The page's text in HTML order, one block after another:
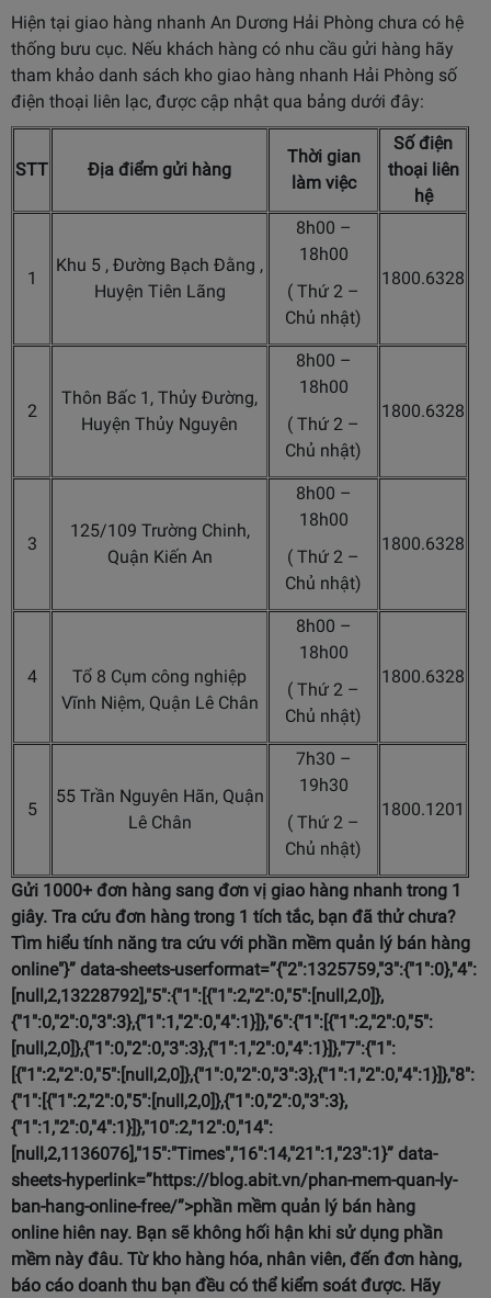
Hiện tại giao hàng nhanh An Dương Hải Phòng chưa có hệ
thống bưu cục. Nếu khách hàng có nhu cầu gửi hàng hãy
tham khảo danh sách kho giao hàng nhanh Hải Phòng số
điện thoại liên lạc, được cập nhật qua bảng dưới đây:
STT Địa điểm gửi hàng
Thời gian
làm việc
Số điện
thoại liên
hệ
1
Khu 5 , Đường Bạch Đằng ,
Huyện Tiên Lãng
8h00 –
18h00
( Thứ 2 –
Chủ nhật)
1800.6328
2
Thôn Bấc 1, Thủy Đường,
Huyện Thủy Nguyên
8h00 –
18h00
( Thứ 2 –
Chủ nhật)
1800.6328
3
125/109 Trường Chinh,
Quận Kiến An
8h00 –
18h00
( Thứ 2 –
Chủ nhật)
1800.6328
4
Tổ 8 Cụm công nghiệp
Vĩnh Niệm, Quận Lê Chân
8h00 –
18h00
( Thứ 2 –
Chủ nhật)
1800.6328
5
55 Trần Nguyên Hãn, Quận
Lê Chân
7h30 –
19h30
( Thứ 2 –
Chủ nhật)
1800.1201
Gửi 1000+ đơn hàng sang đơn vị giao hàng nhanh trong 1
giây. Tra cứu đơn hàng trong 1 tích tắc, bạn đã thử chưa?
Tìm hiểu tính năng tra cứu với phần mềm quản lý bán hàng
online"}” data-sheets-userformat=”{"2":1325759,"3":{"1":0},"4":
[null,2,13228792],"5":{"1":[{"1":2,"2":0,"5":[null,2,0]},
{"1":0,"2":0,"3":3},{"1":1,"2":0,"4":1}]},"6":{"1":[{"1":2,"2":0,"5":
[null,2,0]},{"1":0,"2":0,"3":3},{"1":1,"2":0,"4":1}]},"7":{"1":
[{"1":2,"2":0,"5":[null,2,0]},{"1":0,"2":0,"3":3},{"1":1,"2":0,"4":1}]},"8":
{"1":[{"1":2,"2":0,"5":[null,2,0]},{"1":0,"2":0,"3":3},
{"1":1,"2":0,"4":1}]},"10":2,"12":0,"14":
[null,2,1136076],"15":"Times","16":14,"21":1,"23":1}” data-
sheets-hyperlink=”https://blog.abit.vn/phan-mem-quan-ly-
ban-hang-online-free/”>phần mềm quản lý bán hàng
onlinehiên nay. Bạn sẽ không hối hận khi sử dụng phần
mềm này đâu. Từ kho hàng hóa, nhân viên, đến đơn hàng,
báo cáo doanh thu bạn đều có thể kiểm soát được. Hãy